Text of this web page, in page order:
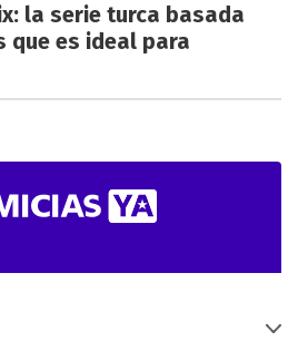
la serie turca basada
que es ideal para